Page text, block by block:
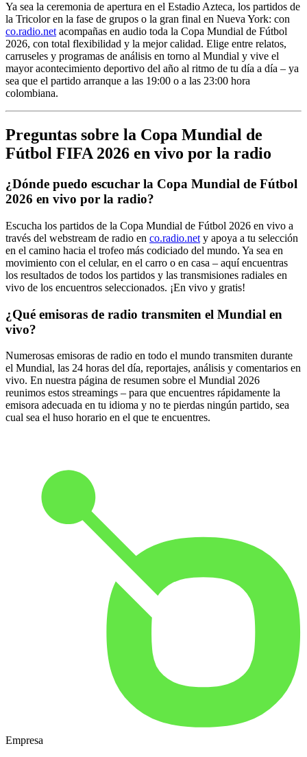
Ya sea la ceremonia de apertura en el Estadio Azteca, los partidos de
la Tricolor en la fase de grupos o la gran final en Nueva York: con
co.radio.net acompañas en audio toda la Copa Mundial de Fútbol
2026, con total flexibilidad y la mejor calidad. Elige entre relatos,
carruseles y programas de análisis en torno al Mundial y vive el
mayor acontecimiento deportivo del año al ritmo de tu día a día – ya
sea que el partido arranque a las 19:00 o a las 23:00 hora
colombiana.
Preguntas sobre la Copa Mundial de
Fútbol FIFA 2026 en vivo por la radio
¿Dónde puedo escuchar la Copa Mundial de Fútbol
2026 en vivo por la radio?
Escucha los partidos de la Copa Mundial de Fútbol 2026 en vivo a
través del webstream de radio en co.radio.net y apoya a tu selección
en el camino hacia el trofeo más codiciado del mundo. Ya sea en
movimiento con el celular, en el carro o en casa – aquí encuentras
los resultados de todos los partidos y las transmisiones radiales en
vivo de los encuentros seleccionados. ¡En vivo y gratis!
¿Qué emisoras de radio transmiten el Mundial en
vivo?
Numerosas emisoras de radio en todo el mundo transmiten durante
el Mundial, las 24 horas del día, reportajes, análisis y comentarios en
vivo. En nuestra página de resumen sobre el Mundial 2026
reunimos estos streamings – para que encuentres rápidamente la
emisora adecuada en tu idioma y no te pierdas ningún partido, sea
cual sea el huso horario en el que te encuentres.
Empresa